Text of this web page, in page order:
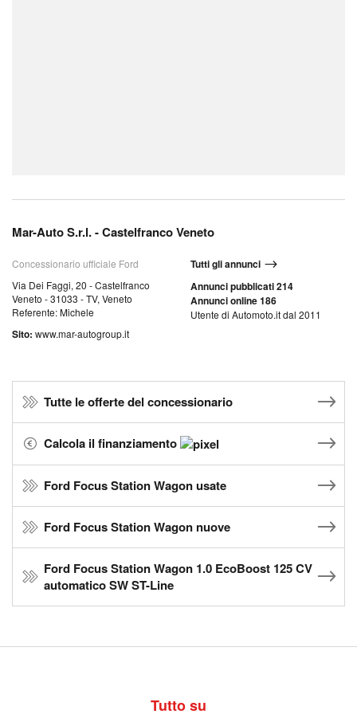
Mar-Auto S.r.l. - Castelfranco Veneto
Concessionario ufficiale Ford
Via Dei Faggi, 20 - Castelfranco
Veneto - 31033 - TV, Veneto
Referente: Michele
Sito: www.mar-autogroup.it
Tutti gli annunci
Annunci pubblicati 214
Annunci online 186
Utente di Automoto.it dal 2011
Tutte le offerte del concessionario
Calcola il finanziamento
Ford Focus Station Wagon usate
Ford Focus Station Wagon nuove
Ford Focus Station Wagon 1.0 EcoBoost 125 CV
automatico SW ST-Line
Tutto su